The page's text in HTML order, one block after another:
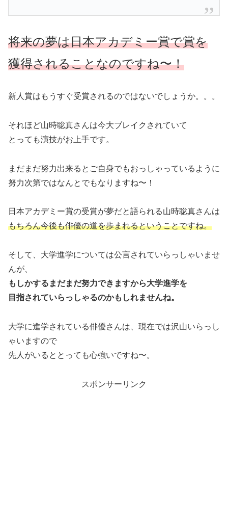
将来の夢は日本アカデミー賞で賞を
獲得されることなのですね〜！
新人賞はもうすぐ受賞されるのではないでしょうか。。。
それほど山時聡真さんは今大ブレイクされていて
とっても演技がお上手です。
まだまだ努力出来るとご自身でもおっしゃっているように
努力次第ではなんとでもなりますね〜！
日本アカデミー賞の受賞が夢だと語られる山時聡真さんは
もちろん今後も俳優の道を歩まれるということですね。
そして、大学進学については公言されていらっしゃいませ
んが、
もしかするまだまだ努力できますから大学進学を
目指されていらっしゃるのかもしれませんね。
大学に進学されている俳優さんは、現在では沢山いらっし
ゃいますので
先人がいるととっても心強いですね〜。
スポンサーリンク